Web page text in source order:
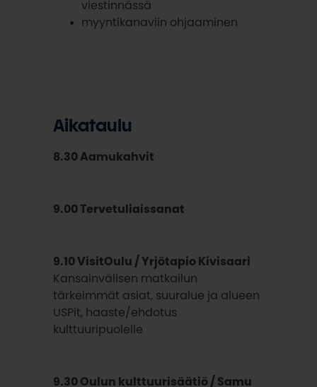
viestinnässä
myyntikanaviin ohjaaminen
Aikataulu
8.30 Aamukahvit
9.00 Tervetuliaissanat
9.10 VisitOulu / Yrjötapio Kivisaari
Kansainvälisen matkailun
tärkeimmät asiat, suuralue ja alueen
USPit, haaste/ehdotus
kulttuuripuolelle
9.30 Oulun kulttuurisäätiö / Samu